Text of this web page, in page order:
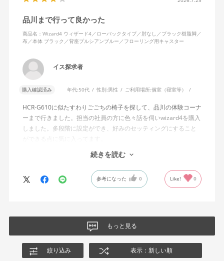
あれば、ロッキング機能としてどのような使用感を想定している
のか疑問に感じています。
角度でもバランスをとりやすい反力特性に自動調整する機能」と
説明されています。しかし、この機能と、最弱設定でも背もたれ
説明を読んでも理解できませんでした。
問い合わせに対しては、「オートフィットシンクロロッキングの
反力特性を自動調整する機能が働いているため」「Wizard2とは機
構が異なるため、同じ挙動にはならない」との回答をいただきま
強度調整との関係や、最弱設定であっても大きな反力が残る理由
製品自体に不具合があるとは考えていませんが、少なくとも私の
ングの特性や体重による使用感の違いが、より分かりやすく案内
されることを期待します。
品川まで行って良かった
商品名：Wizard4 ウィザード4／ローバックタイプ／肘なし／ブラック樹脂脚／
布／本体 ブラック／背座プルシアンブルー／フローリング用キャスター
イス探求者
購入確認済み 年代:50代 性別:男性 ご利用場所:個室（寝室等）
HCR-G610に似たすわりごごちの椅子を探して、品川の体験コーナ
ーまで行きました。担当の社員の方に色々話を伺いwizard4を購入
しました。多段階に設定ができ、好みのセッティングにすること
ができる点に気に入ってます。
しいて言えば、座面がもう少し硬めが好みに近かったなと思いま
す。座面の硬さまで調節出来る機能が有れば完璧だと思います。
続きを読む
参考になった 0 Like! 0
もっと見る
絞り込み 表示：新しい順